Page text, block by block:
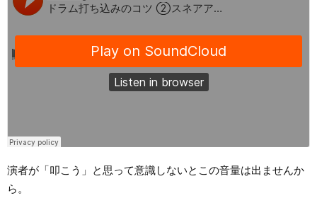
演者が「叩こう」と思って意識しないとこの音量は出ませんか
ら。